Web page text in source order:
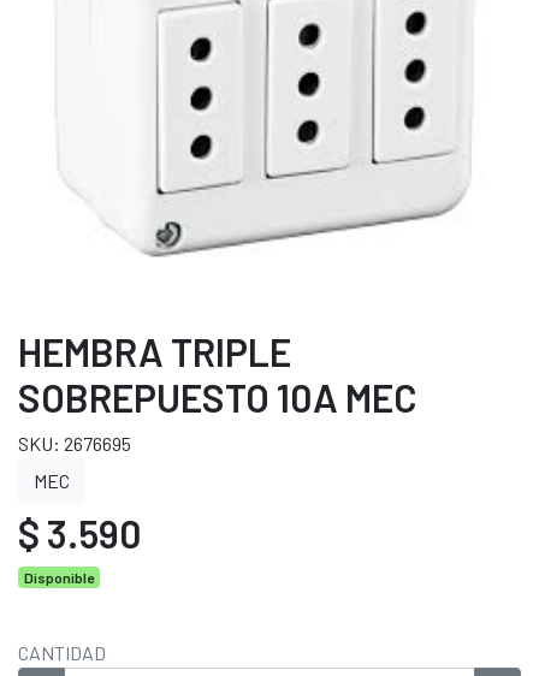
HEMBRA TRIPLE
SOBREPUESTO 10A MEC
SKU: 2676695
MEC
$ 3.590
Disponible
CANTIDAD